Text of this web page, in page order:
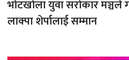
भोटखोला युवा सरोकार मञ्चले
लाक्पा शेर्पालाई सम्मान